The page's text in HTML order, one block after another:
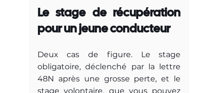
Le stage de récupération
pour un jeune conducteur
Deux cas de figure. Le stage
obligatoire, déclenché par la lettre
48N après une grosse perte, et le
stage volontaire, que vous pouvez